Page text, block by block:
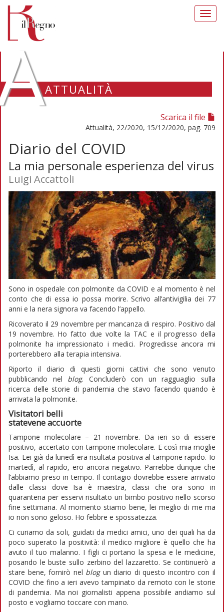
ATTUALITÀ
Scarica il file
Attualità, 22/2020, 15/12/2020, pag. 709
Diario del COVID
La mia personale esperienza del virus
Luigi Accattoli
Sono in ospedale con polmonite da COVID e al momento è nel
conto che di essa io possa morire. Scrivo all’antivigilia dei 77
anni e la nera signora va facendo l’appello.
Ricoverato il 29 novembre per mancanza di respiro. Positivo dal
19 novembre. Ho fatto due volte la TAC e il progresso della
polmonite ha impressionato i medici. Progredisse ancora mi
porterebbero alla terapia intensiva.
Riporto il diario di questi giorni cattivi che sono venuto
pubblicando nel blog. Concluderò con un ragguaglio sulla
ricerca delle storie di pandemia che stavo facendo quando è
arrivata la polmonite.
Visitatori belli
statevene accuorte
Tampone molecolare – 21 novembre. Da ieri so di essere
positivo, accertato con tampone molecolare. E così mia moglie
Isa. Lei già da lunedì era risultata positiva al tampone rapido. Io
martedì, al rapido, ero ancora negativo. Parrebbe dunque che
l’abbiamo preso in tempo. Il contagio dovrebbe essere arrivato
dalle classi dove Isa è maestra, classi che ora sono in
quarantena per esservi risultato un bimbo positivo nello scorso
fine settimana. Al momento stiamo bene, lei meglio di me ma
io non sono geloso. Ho febbre e spossatezza.
Ci curiamo da soli, guidati da medici amici, uno dei quali ha da
poco superato la positività: il medico migliore è quello che ha
avuto il tuo malanno. I figli ci portano la spesa e le medicine,
posando le buste sullo zerbino del lazzaretto. Se continuerò a
stare bene, fornirò nel blogun diario di questo incontro con il
COVID che fino a ieri avevo tampinato da remoto con le storie
di pandemia. Ma noi giornalisti appena possibile andiamo sul
posto e vogliamo toccare con mano.